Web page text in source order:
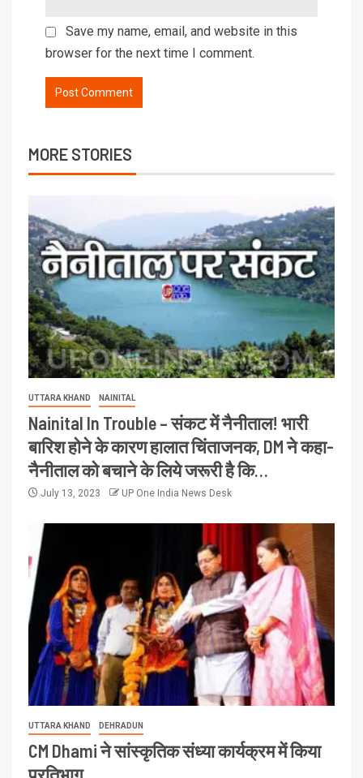
Save my name, email, and website in this
browser for the next time I comment.
MORE STORIES
UTTARA KHAND NAINITAL
Nainital In Trouble – संकट में नैनीताल! भारी
बारिश होने के कारण हालात चिंताजनक, DM ने कहा-
नैनीताल को बचाने के लिये जरूरी है कि…
July 13, 2023 UP One India News Desk
UTTARA KHAND DEHRADUN
CM Dhami ने सांस्कृतिक संध्या कार्यक्रम में किया